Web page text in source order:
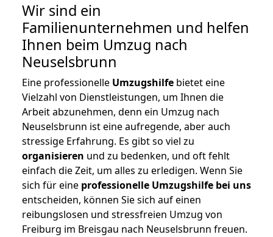
Wir sind ein
Familienunternehmen und helfen
Ihnen beim Umzug nach
Neuselsbrunn
Eine professionelle Umzugshilfe bietet eine
Vielzahl von Dienstleistungen, um Ihnen die
Arbeit abzunehmen, denn ein Umzug nach
Neuselsbrunn ist eine aufregende, aber auch
stressige Erfahrung. Es gibt so viel zu
organisieren und zu bedenken, und oft fehlt
einfach die Zeit, um alles zu erledigen. Wenn Sie
sich für eine professionelle Umzugshilfe bei uns
entscheiden, können Sie sich auf einen
reibungslosen und stressfreien Umzug von
Freiburg im Breisgau nach Neuselsbrunn freuen.